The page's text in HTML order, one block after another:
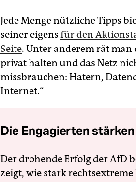
Jede Menge nützliche Tipps
seiner eigens für den
Seite. Unter anderem rät man
privat halten und das Netz
missbrauchen: Hatern,
Internet.“
Die Engagierten stärken
Der drohende Erfolg der AfD
zeigt, wie stark